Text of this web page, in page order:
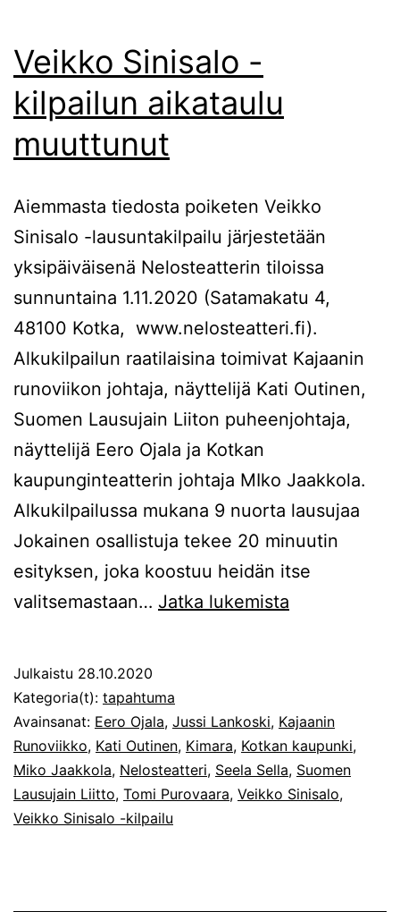
Veikko Sinisalo -
kilpailun aikataulu
muuttunut
Aiemmasta tiedosta poiketen Veikko
Sinisalo -lausuntakilpailu järjestetään
yksipäiväisenä Nelosteatterin tiloissa
sunnuntaina 1.11.2020 (Satamakatu 4,
48100 Kotka, www.nelosteatteri.fi).
Alkukilpailun raatilaisina toimivat Kajaanin
runoviikon johtaja, näyttelijä Kati Outinen,
Suomen Lausujain Liiton puheenjohtaja,
näyttelijä Eero Ojala ja Kotkan
kaupunginteatterin johtaja MIko Jaakkola.
Alkukilpailussa mukana 9 nuorta lausujaa
Jokainen osallistuja tekee 20 minuutin
esityksen, joka koostuu heidän itse
valitsemastaan… Jatka lukemista
aikataulu
muuttunut
Julkaistu 28.10.2020
Kategoria(t): tapahtuma
Avainsanat: Eero Ojala, Jussi Lankoski, Kajaanin
Runoviikko, Kati Outinen, Kimara, Kotkan kaupunki,
Miko Jaakkola, Nelosteatteri, Seela Sella, Suomen
Lausujain Liitto, Tomi Purovaara, Veikko Sinisalo,
Veikko Sinisalo -kilpailu